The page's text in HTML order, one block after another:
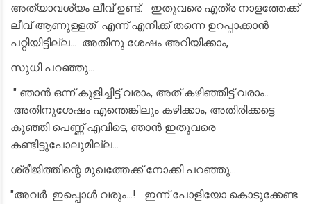
അത്യാവശ്യം ലീവ് ഉണ്ട്. ഇതുവരെ എത്ര നാളത്തേക്ക്
ലീവ് ആണുള്ളത് എന്ന് എനിക്ക് തന്നെ ഉറപ്പാക്കാൻ
പറ്റിയിട്ടില്ല... അതിനു ശേഷം അറിയിക്കാം,
സുധി പറഞ്ഞു...
" ഞാൻ ഒന്ന് കുളിച്ചിട്ട് വരാം, അത് കഴിഞ്ഞിട്ട് വരാം..
അതിനുശേഷം എന്തെങ്കിലും കഴിക്കാം, അതിരിക്കട്ടെ
കുഞ്ഞി പെണ്ണ് എവിടെ, ഞാൻ ഇതുവരെ
കണ്ടിട്ടുപോലുമില്ല...
ശ്രീജിത്തിന്റെ മുഖത്തേക്ക് നോക്കി പറഞ്ഞു...
"അവർ ഇപ്പൊൾ വരും...! ഇന്ന് പോളിയോ കൊടുക്കേണ്ട